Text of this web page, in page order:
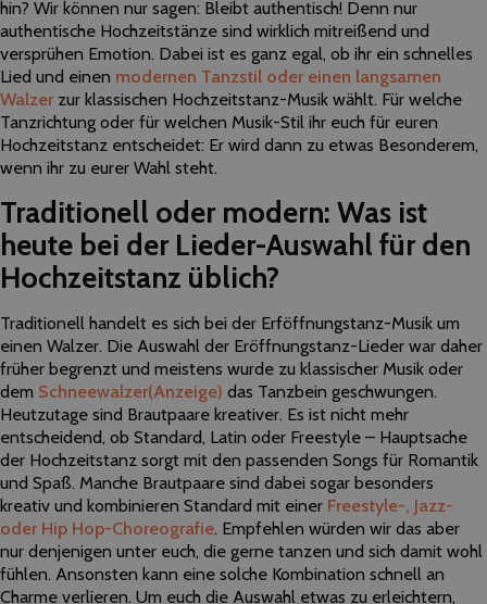
hin? Wir können nur sagen: Bleibt authentisch! Denn nur
authentische Hochzeitstänze sind wirklich mitreißend und
versprühen Emotion. Dabei ist es ganz egal, ob ihr ein schnelles
Lied und einen modernen Tanzstil oder einen langsamen
Walzer zur klassischen Hochzeitstanz-Musik wählt. Für welche
Tanzrichtung oder für welchen Musik-Stil ihr euch für euren
Hochzeitstanz entscheidet: Er wird dann zu etwas Besonderem,
wenn ihr zu eurer Wahl steht.
Traditionell oder modern: Was ist
heute bei der Lieder-Auswahl für den
Hochzeitstanz üblich?
Traditionell handelt es sich bei der Erföffnungstanz-Musik um
einen Walzer. Die Auswahl der Eröffnungstanz-Lieder war daher
früher begrenzt und meistens wurde zu klassischer Musik oder
dem Schneewalzer(Anzeige) das Tanzbein geschwungen.
Heutzutage sind Brautpaare kreativer. Es ist nicht mehr
entscheidend, ob Standard, Latin oder Freestyle – Hauptsache
der Hochzeitstanz sorgt mit den passenden Songs für Romantik
und Spaß. Manche Brautpaare sind dabei sogar besonders
kreativ und kombinieren Standard mit einer Freestyle-, Jazz-
oder Hip Hop-Choreografie. Empfehlen würden wir das aber
nur denjenigen unter euch, die gerne tanzen und sich damit wohl
fühlen. Ansonsten kann eine solche Kombination schnell an
Charme verlieren. Um euch die Auswahl etwas zu erleichtern,